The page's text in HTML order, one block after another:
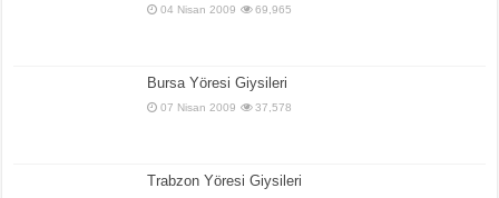
04 Nisan 2009 69,965
Bursa Yöresi Giysileri
07 Nisan 2009 37,578
Trabzon Yöresi Giysileri